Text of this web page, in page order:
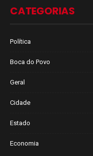
CATEGORIAS
Política
Boca do Povo
Geral
Cidade
Estado
Economia